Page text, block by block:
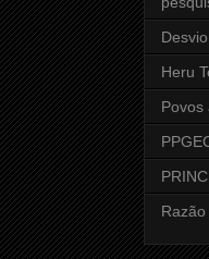
Heru
Povos